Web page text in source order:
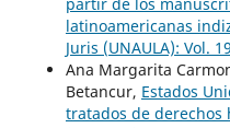
latinoamericanas
Juris (UNAULA): Vol.
Ana Margarita
Betancur, Estados
tratados de derechos